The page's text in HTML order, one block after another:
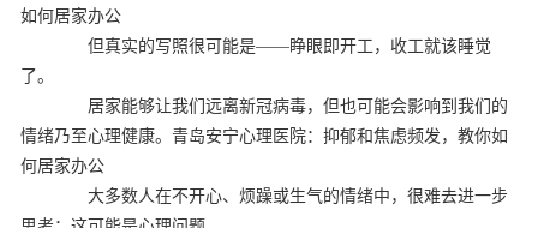
如何居家办公
但真实的写照很可能是——睁眼即开工，收工就该睡觉
了。
居家能够让我们远离新冠病毒，但也可能会影响到我们的
情绪乃至心理健康。青岛安宁心理医院：抑郁和焦虑频发，教你如
何居家办公
大多数人在不开心、烦躁或生气的情绪中，很难去进一步